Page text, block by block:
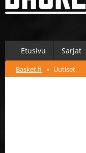
Etusivu Sarjat
Basket.fi » Uutiset